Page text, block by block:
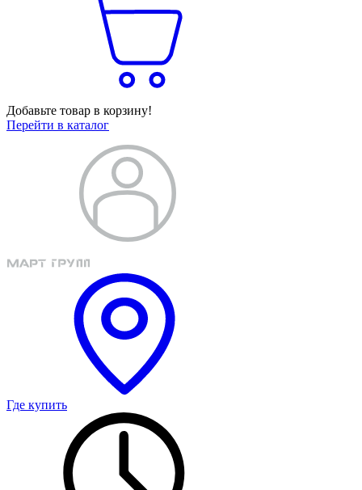
Добавьте товар в корзину!
Перейти в каталог
Где купить